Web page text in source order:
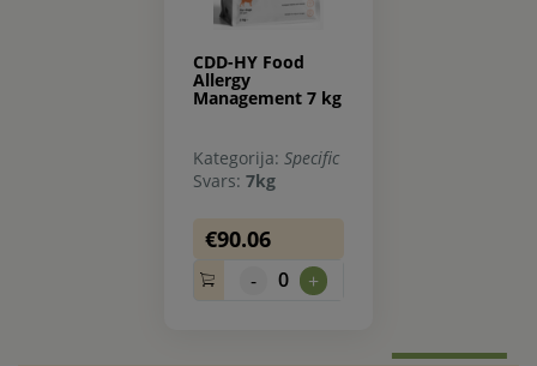
CDD-HY Food
Allergy
Management 7 kg
Kategorija: Specific
Svars: 7kg
€90.06
- 0 +